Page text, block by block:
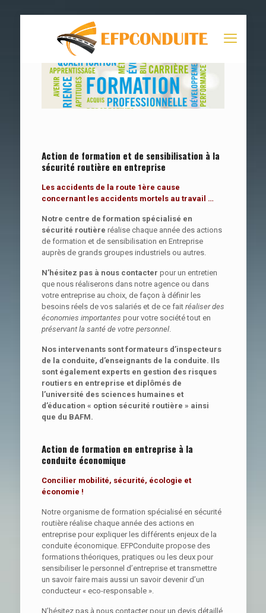
Action de formation et de sensibilisation à la
sécurité routière en entreprise
Les accidents de la route 1ère cause
concernant les accidents mortels au travail …
Notre centre de formation spécialisé en
sécurité routière réalise chaque année des actions
de formation et de sensibilisation en Entreprise
auprès de grands groupes industriels ou autres.
N’hésitez pas à nous contacter pour un entretien
que nous réaliserons dans notre agence ou dans
votre entreprise au choix, de façon à définir les
besoins réels de vos salariés et de ce fait réaliser des
économies importantes pour votre société tout en
préservant la santé de votre personnel.
Nos intervenants sont formateurs d’inspecteurs
de la conduite, d’enseignants de la conduite. Ils
sont également experts en gestion des risques
routiers en entreprise et diplômés de
l’université des sciences humaines et
d’éducation « option sécurité routière » ainsi
que du BAFM.
Action de formation en entreprise à la
conduite économique
Concilier mobilité, sécurité, écologie et
économie !
Notre organisme de formation spécialisé en sécurité
routière réalise chaque année des actions en
entreprise pour expliquer les différents enjeux de la
conduite économique. EFPConduite propose des
formations théoriques, pratiques ou les deux pour
sensibiliser le personnel d’entreprise et transmettre
un savoir faire mais aussi un savoir devenir d’un
conducteur « eco-responsable ».
N’hésitez pas à nous contacter pour un devis détaillé